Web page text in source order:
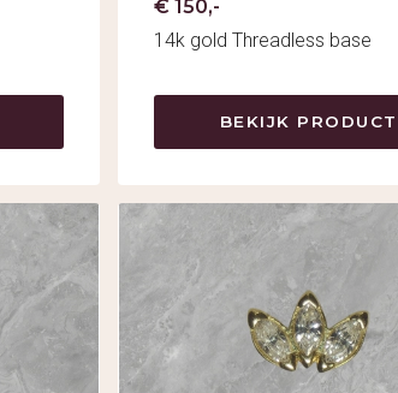
€ 150,-
14k gold Threadless base
BEKIJK PRODUCT